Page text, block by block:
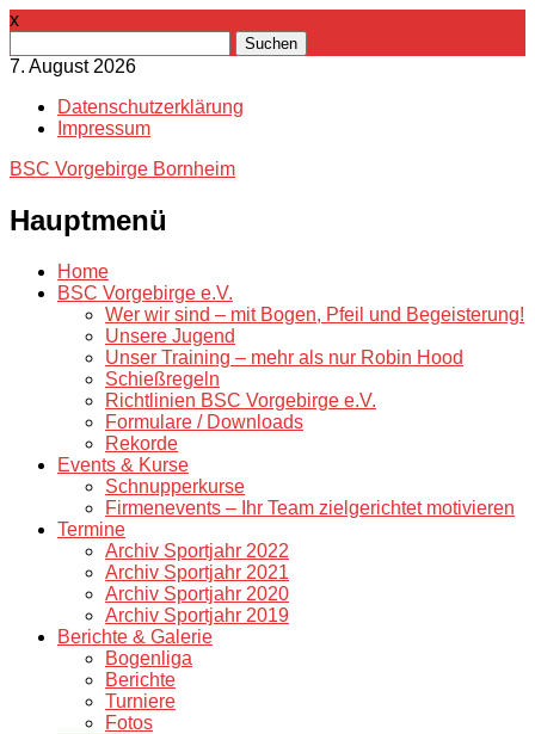
x
nach:
7. August 2026
Datenschutzerklärung
Impressum
BSC Vorgebirge Bornheim
Hauptmenü
Zum
Inhalt
Home
BSC Vorgebirge e.V.
Wer wir sind – mit Bogen, Pfeil und Begeisterung!
Unsere Jugend
Unser Training – mehr als nur Robin Hood
Schießregeln
Richtlinien BSC Vorgebirge e.V.
Formulare / Downloads
Rekorde
Events & Kurse
Schnupperkurse
Firmenevents – Ihr Team zielgerichtet motivieren
Termine
Archiv Sportjahr 2022
Archiv Sportjahr 2021
Archiv Sportjahr 2020
Archiv Sportjahr 2019
Berichte & Galerie
Bogenliga
Berichte
Turniere
Fotos